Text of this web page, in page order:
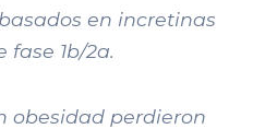
​​en incretinas
fase 1b/2a.
obesidad perdieron